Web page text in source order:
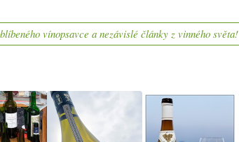
vínopsavce a nezávislé články z vinného světa!